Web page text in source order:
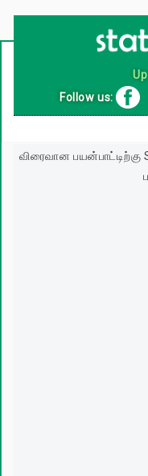
Up
Follow us:
விரைவான பயன்பாட்டிற்கு